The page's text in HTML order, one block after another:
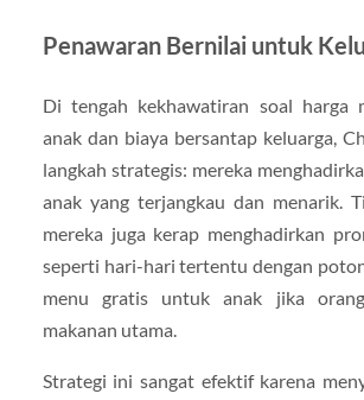
Penawaran Bernilai untuk
Di tengah kekhawatiran soal harga
anak dan biaya bersantap keluarga,
langkah strategis: mereka
anak yang terjangkau dan menarik.
mereka juga kerap menghadirkan
seperti hari-hari tertentu dengan
menu gratis untuk anak jika
makanan utama.
Strategi ini sangat efektif karena